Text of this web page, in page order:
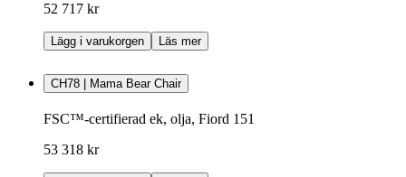
52 717 kr
Lägg i varukorgen Läs mer
CH78 | Mama Bear Chair
FSC™-certifierad ek, olja, Fiord 151
53 318 kr